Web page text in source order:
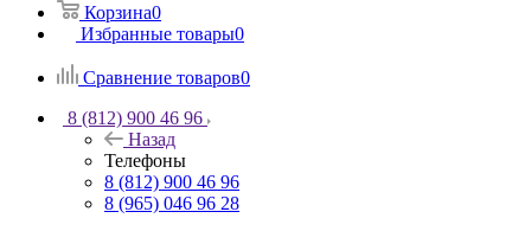
Корзина0
Избранные товары0
Сравнение товаров0
8 (812) 900 46 96
Назад
Телефоны
8 (812) 900 46 96
8 (965) 046 96 28